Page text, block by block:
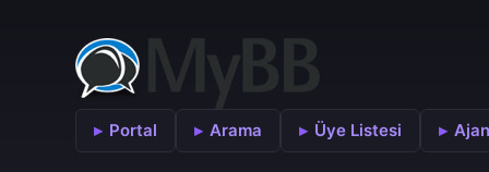
Portal Arama Üye Listesi